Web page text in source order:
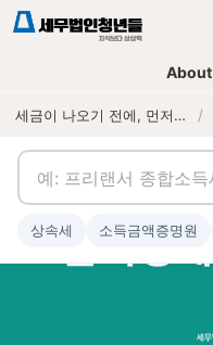
About
세금이 나오기 전에, 먼저 연락하는 세무법인 /
상속세 소득금액증명원